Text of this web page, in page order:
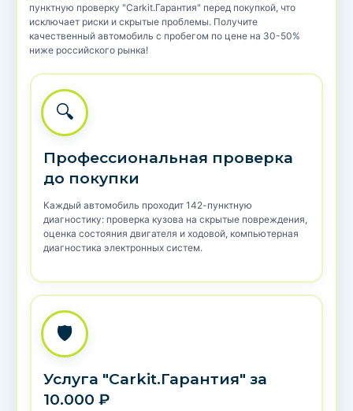
пунктную проверку "Carkit.Гарантия" перед покупкой, что
исключает риски и скрытые проблемы. Получите
качественный автомобиль с пробегом по цене на 30-50%
ниже российского рынка!
🔍
Профессиональная проверка
до покупки
Каждый автомобиль проходит 142-пунктную
диагностику: проверка кузова на скрытые повреждения,
оценка состояния двигателя и ходовой, компьютерная
диагностика электронных систем.
🛡️
Услуга "Carkit.Гарантия" за
10.000 ₽